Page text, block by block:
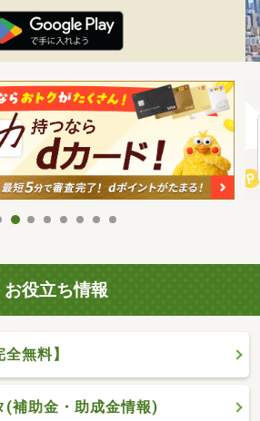
お役立ち情報
無料】
(補助金・助成金情報)